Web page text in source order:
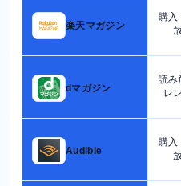
楽天マガジン
購入
dマガジン
読み
レ
Audible
購入